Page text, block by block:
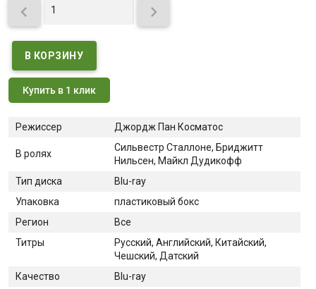
 
Купить в 1 клик
Режиссер Джордж Пан Косматос
В ролях
Сильвестр Сталлоне, Бриджитт
Нильсен, Майкл Дудикофф
Тип диска
Blu-ray
Упаковка
пластиковый бокс
Регион
Все
Титры
Русский, Английский, Китайский,
Чешский, Датский
Качество
Blu-ray